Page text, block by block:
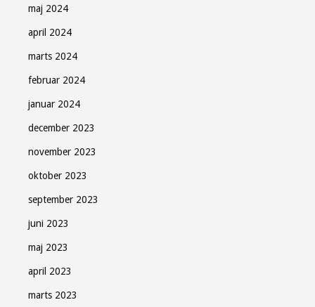
maj 2024
april 2024
marts 2024
februar 2024
januar 2024
december 2023
november 2023
oktober 2023
september 2023
juni 2023
maj 2023
april 2023
marts 2023